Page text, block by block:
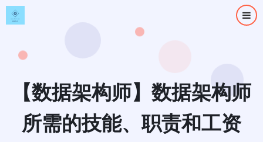
跳
转
【数据架构师】数据架构师
所需的技能、职责和工资